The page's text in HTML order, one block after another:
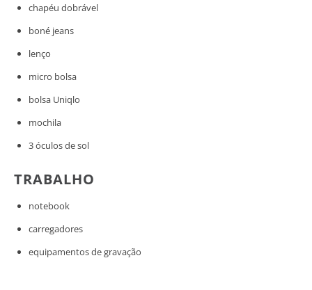
chapéu dobrável
boné jeans
lenço
micro bolsa
bolsa Uniqlo
mochila
3 óculos de sol
TRABALHO
notebook
carregadores
equipamentos de gravação